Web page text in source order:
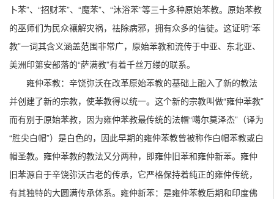
卜苯”、“招财苯”、“魔苯”、“沐浴苯”等三十多种原始苯教。原始苯教
的巫师们为民众禳解灾祸，祛除病邪，拥有众多的信徒。这证明“苯
教”一词其含义涵盖范围非常广，原始苯教和流传于中亚、东北亚、
美洲印第安部落的“萨满教”有着千丝万缕的联系。
雍仲苯教：辛饶弥沃在改革原始苯教的基础上融入了新的教法
并创建了新的宗教，使苯教得以统一。这个新的宗教叫做“雍仲苯教”
而有别于原始苯教，因为雍仲苯教最传统的法帽“噶尔莫泽杰”（译为
“胜尖白帽”）是白色的，因此早期的雍仲苯教曾被称作白帽苯教或白
帽圣教。雍仲苯教的教法又分两种，即雍仲旧苯和雍仲新苯。雍仲
旧苯源自于辛饶弥沃古老的传承，它严格保持着纯正的雍仲传统，
有其独特的大圆满传承体系。雍仲新苯：是雍仲苯教后期和印度佛